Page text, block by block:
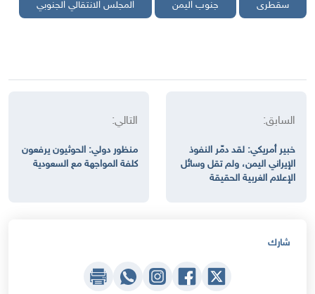
سقطرى جنوب اليمن المجلس الانتقالي الجنوبي
السابق:
خبير أمريكي: لقد دمّر النفوذ
الإيراني اليمن، ولم تقل وسائل
الإعلام الغربية الحقيقة
التالي:
منظور دولي: الحوثيون يرفعون
كلفة المواجهة مع السعودية
شارك